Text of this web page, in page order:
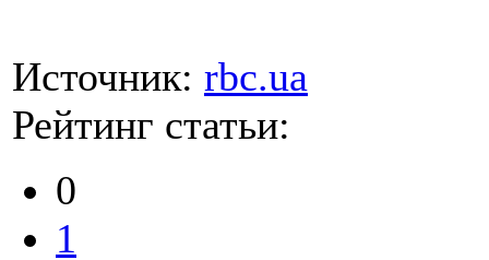
Источник: rbc.ua
Рейтинг статьи:
0
1